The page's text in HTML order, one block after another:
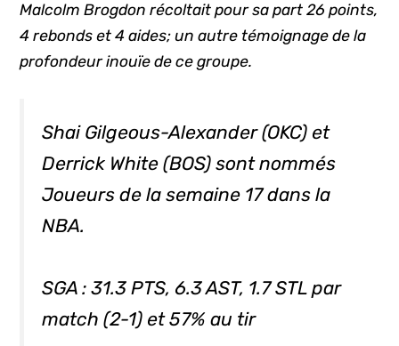
Malcolm Brogdon récoltait pour sa part 26 points,
4 rebonds et 4 aides; un autre témoignage de la
profondeur inouïe de ce groupe.
Shai Gilgeous-Alexander (OKC) et
Derrick White (BOS) sont nommés
Joueurs de la semaine 17 dans la
NBA.
SGA : 31.3 PTS, 6.3 AST, 1.7 STL par
match (2-1) et 57% au tir